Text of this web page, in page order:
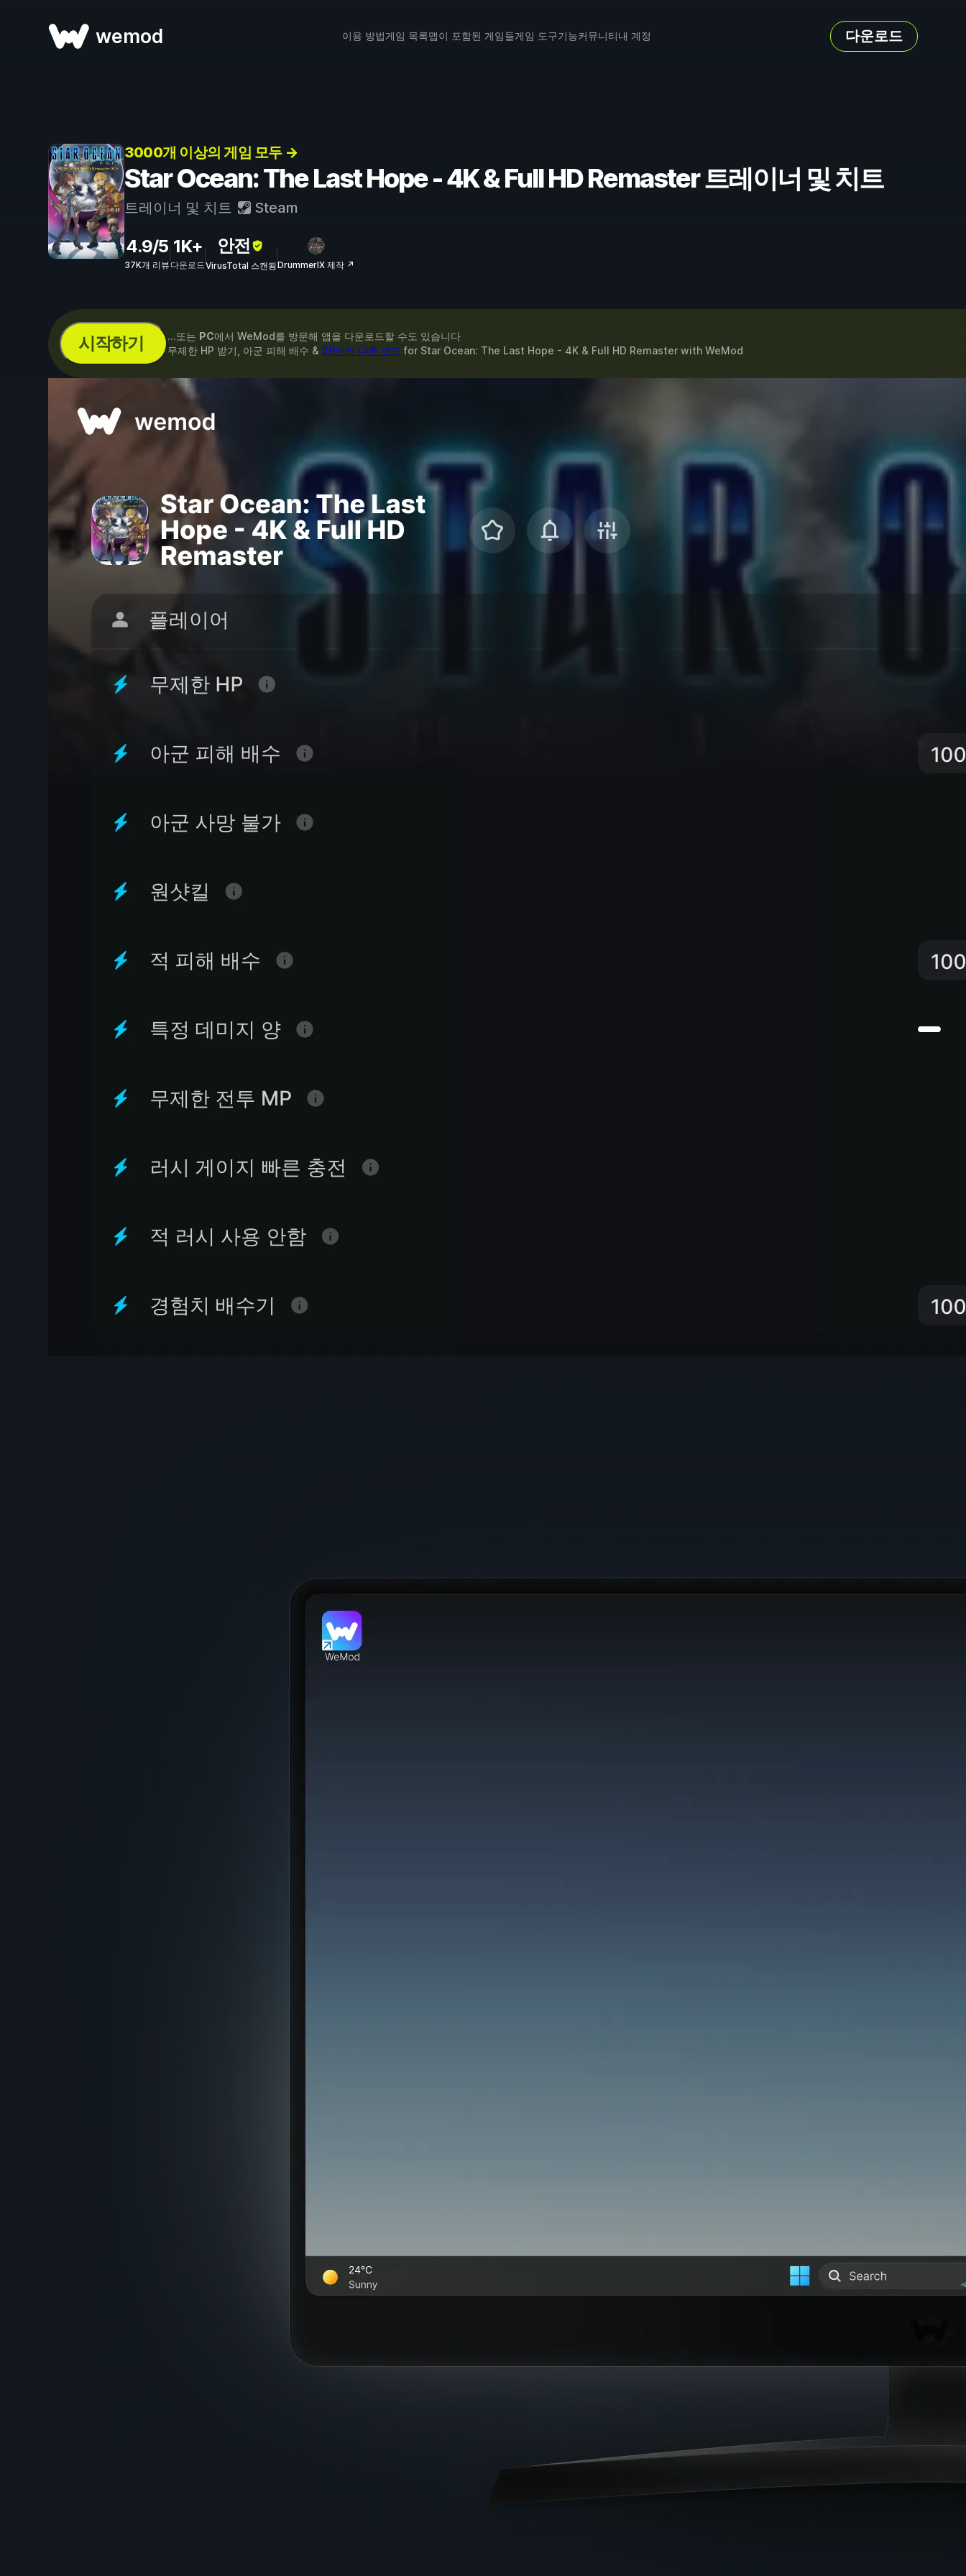
wemod 이용 방법게임 목록맵이 포함된 게임들게임 도구기능커뮤니티내 계정 다운로드
3000개 이상의 게임 모두 →
Star Ocean: The Last Hope - 4K & Full HD Remaster 트레이너 및 치트
트레이너 및 치트 Steam
4.9/5
37K개 리뷰
1K+
다운로드
안전
VirusTotal 스캔됨DrummerIX 제작 ↗
시작하기 ...또는 PC에서 WeMod를 방문해 앱을 다운로드할 수도 있습니다
무제한 HP 받기, 아군 피해 배수 & 29개의 다른 모드 for Star Ocean: The Last Hope - 4K & Full HD Remaster with WeMod